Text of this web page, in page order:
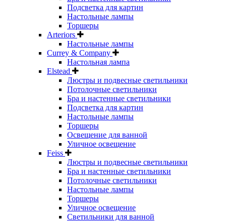
Подсветка для картин
Настольные лампы
Торшеры
Arteriors
Настольные лампы
Currey & Company
Настольная лампа
Elstead
Люстры и подвесные светильники
Потолочные светильники
Бра и настенные светильники
Подсветка для картин
Настольные лампы
Торшеры
Освещение для ванной
Уличное освещение
Feiss
Люстры и подвесные светильники
Бра и настенные светильники
Потолочные светильники
Настольные лампы
Торшеры
Уличное освещение
Светильники для ванной